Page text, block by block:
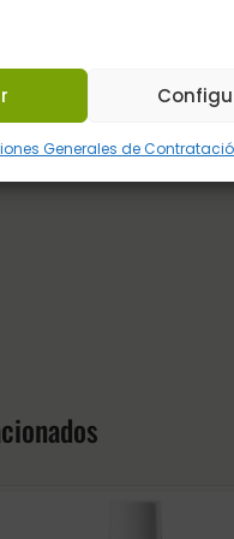
Generales de